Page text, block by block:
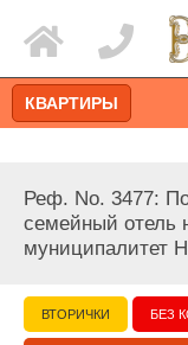
КВАРТИРЫ
Реф. No. 3477:
семейный отель
муниципалитет
ВТОРИЧКИ БЕЗ